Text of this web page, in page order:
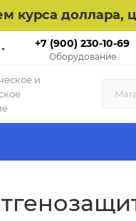
курса доллара,
+7 (900) 230-10-69
Оборудование
и